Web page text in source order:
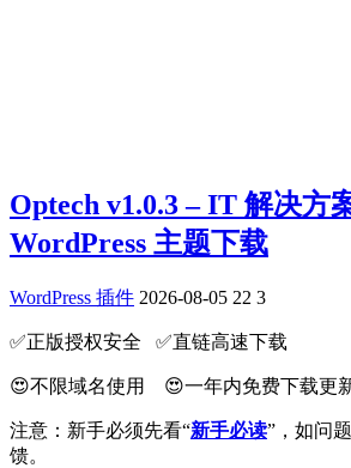
Optech v1.0.3 – IT 解决方
WordPress 主题下载
WordPress 插件 2026-08-05 22 3
✅️正版授权安全 ✅️直链高速下载
😍不限域名使用 😍一年内免费下载更
注意：新手必须先看“新手必读”，如问
馈。